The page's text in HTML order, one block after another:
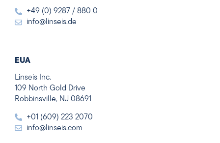
+49 (0) 9287 / 880 0
info@linseis.de
EUA
Linseis Inc.
109 North Gold Drive
Robbinsville, NJ 08691
+01 (609) 223 2070
info@linseis.com